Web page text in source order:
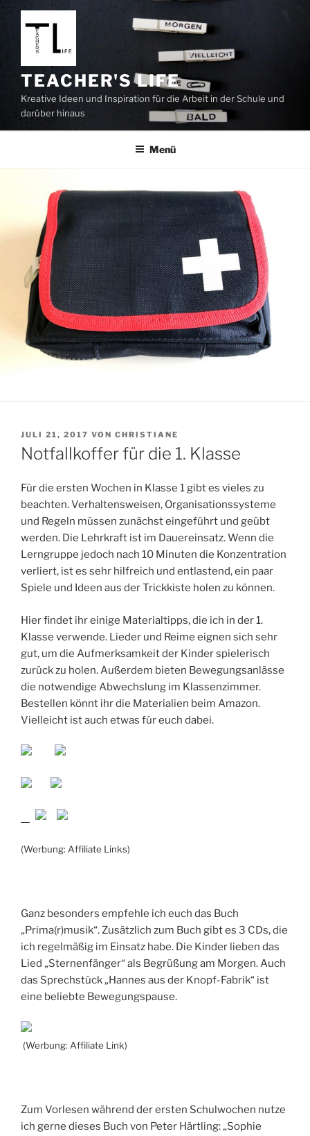
Zum
Inhalt
springen
TEACHER'S LIFE
Kreative Ideen und Inspiration für die Arbeit in der Schule und
darüber hinaus
Menü
VERÖFFENTLICHT
AM
JULI 21, 2017 VON CHRISTIANE
Notfallkoffer für die 1. Klasse
Für die ersten Wochen in Klasse 1 gibt es vieles zu
beachten. Verhaltensweisen, Organisationssysteme
und Regeln müssen zunächst eingeführt und geübt
werden. Die Lehrkraft ist im Dauereinsatz. Wenn die
Lerngruppe jedoch nach 10 Minuten die Konzentration
verliert, ist es sehr hilfreich und entlastend, ein paar
Spiele und Ideen aus der Trickkiste holen zu können.
Hier findet ihr einige Materialtipps, die ich in der 1.
Klasse verwende. Lieder und Reime eignen sich sehr
gut, um die Aufmerksamkeit der Kinder spielerisch
zurück zu holen. Außerdem bieten Bewegungsanlässe
die notwendige Abwechslung im Klassenzimmer.
Bestellen könnt ihr die Materialien beim Amazon.
Vielleicht ist auch etwas für euch dabei.
(Werbung: Affiliate Links)
Ganz besonders empfehle ich euch das Buch
„Prima(r)musik“. Zusätzlich zum Buch gibt es 3 CDs, die
ich regelmäßig im Einsatz habe. Die Kinder lieben das
Lied „Sternenfänger“ als Begrüßung am Morgen. Auch
das Sprechstück „Hannes aus der Knopf-Fabrik“ ist
eine beliebte Bewegungspause.
(Werbung: Affiliate Link)
Zum Vorlesen während der ersten Schulwochen nutze
ich gerne dieses Buch von Peter Härtling: „Sophie